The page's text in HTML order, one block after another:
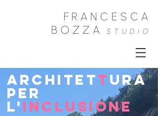
FRANCESCA
B OZZA STU DIO
ARCHITE TTURA
PER
L'INCLUSIONE